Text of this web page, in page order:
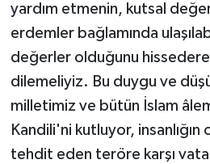
yardım etmenin, kutsal
erdemler bağlamında
değerler olduğunu
dilemeliyiz. Bu duygu ve
milletimiz ve bütün İslam
Kandili'ni kutluyor, insanlığın
tehdit eden teröre karşı